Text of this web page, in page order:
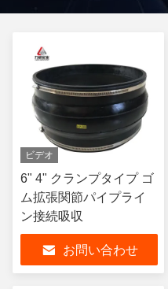
ビデオ
6" 4" クランプタイプ ゴ
ム拡張関節パイプライ
ン接続吸収
お問い合わせ